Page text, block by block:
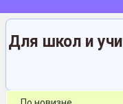
Для школ и